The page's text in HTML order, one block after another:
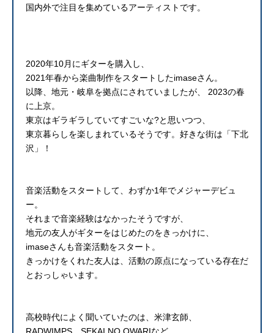
国内外で注目を集めているアーティストです。
2020年10月にギターを購入し、
2021年春から楽曲制作をスタートしたimaseさん。
以降、地元・岐阜を拠点にされていましたが、 2023の春
に上京。
東京はギラギラしていてすごいな?と思いつつ、
東京暮らしを楽しまれているそうです。好きな街は「下北
沢」！
音楽活動をスタートして、わずか1年でメジャーデビュ
ー。
それまで音楽経験はなかったそうですが、
地元の友人がギターをはじめたのをきっかけに、
imaseさんも音楽活動をスタート。
きっかけをくれた友人は、活動の原点になっている存在だ
とおっしゃいます。
高校時代によく聞いていたのは、米津玄師、